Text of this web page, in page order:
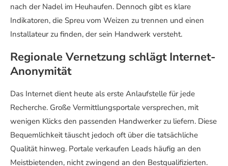
nach der Nadel im Heuhaufen. Dennoch gibt es klare
Indikatoren, die Spreu vom Weizen zu trennen und einen
Installateur zu finden, der sein Handwerk versteht.
Regionale Vernetzung schlägt Internet-
Anonymität
Das Internet dient heute als erste Anlaufstelle für jede
Recherche. Große Vermittlungsportale versprechen, mit
wenigen Klicks den passenden Handwerker zu liefern. Diese
Bequemlichkeit täuscht jedoch oft über die tatsächliche
Qualität hinweg. Portale verkaufen Leads häufig an den
Meistbietenden, nicht zwingend an den Bestqualifizierten.